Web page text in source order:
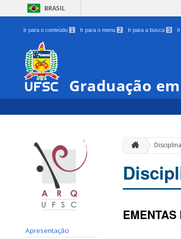
BRASIL
Ir para o conteúdo 1 Ir para o menu 2 Ir para a busca 3
Graduação
Apresentação